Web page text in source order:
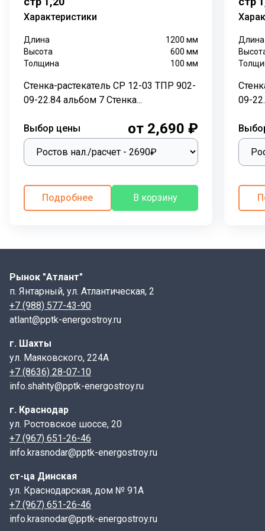
распределения поверхностных вод на дорогах,
помогает предотвратить скопление воды и
образование луж, обеспечивая более комфортное и
безопасное движение.
Конструкция:
тяжелого бетона класса В15 и стальной арматуры.
Бетон обладает высокой прочностью и
водонепроницаемостью, что делает его идеальным
добавляет дополнительную прочность и устойчивость
к нагрузкам.
Стенка-растекатель устанавливается на
между стенкой и основанием используются
специальные растворы или резиновые уплотнители.
Сопутствующие товары:
Для установки стенки-растекателя СР 11-01 могут
потребоваться дополнительные элементы, такие как
днища, плиты перекрытия, люки и лестницы.
Маркировка:
СР обозначает "стенка-растекатель", а цифры после
точки указывают на внутренний диаметр и высоту
стенки в дециметрах.
Процесс производства начинается с подготовки
формы для заливки бетона. Затем в форму
укладывается арматура, после чего она заполняется
Характеристики
Длина 1200мм
Высота
600мм
Толщина
100мм
Стенка-растекатель СР 12-03 ТПР 902-
09-22.84 альбом 7 Стенка...
Выбор цены от 2,690 ₽
Подробнее В корзину
Длина
09-
Рынок "Атлант"
п. Янтарный, ул. Атлантическая, 2
+7 (988) 577-43-90
atlant@pptk-energostroy.ru
г. Шахты
ул. Маяковского, 224А
+7 (8636) 28-07-10
info.shahty@pptk-energostroy.ru
г. Краснодар
ул. Ростовское шоссе, 20
+7 (967) 651-26-46
info.krasnodar@pptk-energostroy.ru
ст-ца Динская
ул. Краснодарская, дом № 91А
+7 (967) 651-26-46
info.krasnodar@pptk-energostroy.ru